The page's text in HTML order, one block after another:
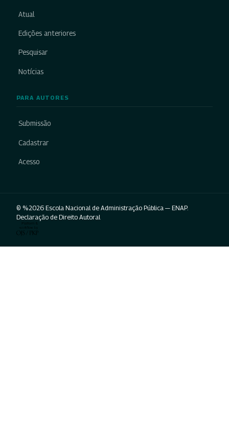
Atual
Edições anteriores
Pesquisar
Notícias
PARA AUTORES
Submissão
Cadastrar
Acesso
© %2026 Escola Nacional de Administração Pública — ENAP.
Declaração de Direito Autoral